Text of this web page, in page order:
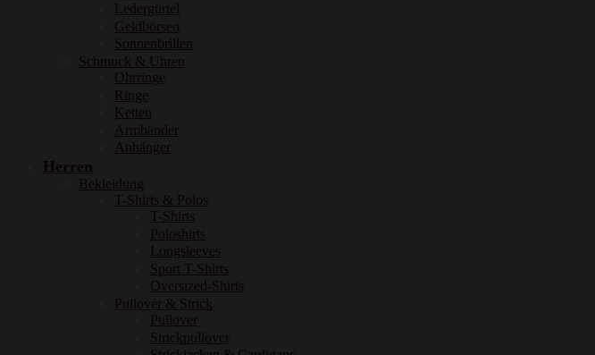
Ledergürtel
Geldbörsen
Sonnenbrillen
Schmuck & Uhren
Ohrringe
Ringe
Ketten
Armbänder
Anhänger
Herren
Bekleidung
T-Shirts & Polos
T-Shirts
Poloshirts
Longsleeves
Sport T-Shirts
Oversized-Shirts
Pullover & Strick
Pullover
Strickpullover